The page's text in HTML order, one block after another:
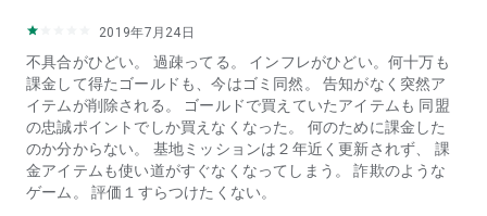
2019年7月24日
不具合がひどい。 過疎ってる。 インフレがひどい。何十万も
課金して得たゴールドも、今はゴミ同然。 告知がなく突然ア
イテムが削除される。 ゴールドで買えていたアイテムも 同盟
の忠誠ポイントでしか買えなくなった。 何のために課金した
のか分からない。 基地ミッションは２年近く更新されず、 課
金アイテムも使い道がすぐなくなってしまう。 詐欺のような
ゲーム。 評価１すらつけたくない。